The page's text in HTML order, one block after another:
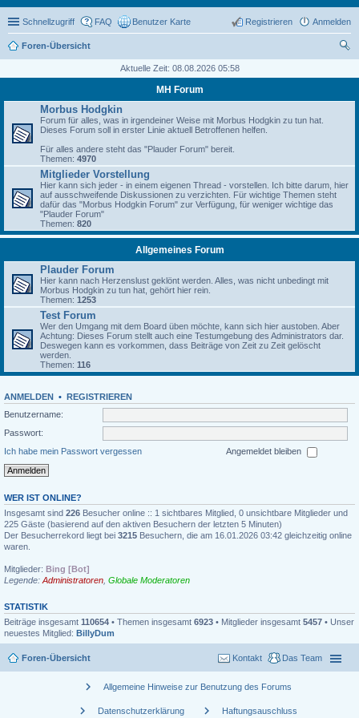
Schnellzugriff FAQ Benutzer Karte Anmelden
Registrieren
Foren-Übersicht
Aktuelle Zeit: 08.08.2026 05:58
MH Forum
Morbus Hodgkin
Forum für alles, was in irgendeiner Weise mit Morbus Hodgkin zu tun hat.
Dieses Forum soll in erster Linie aktuell Betroffenen helfen.
Für alles andere steht das "Plauder Forum" bereit.
Themen: 4970
Mitglieder Vorstellung
Hier kann sich jeder - in einem eigenen Thread - vorstellen. Ich bitte darum, hier
auf ausschweifende Diskussionen zu verzichten. Für wichtige Themen steht
dafür das "Morbus Hodgkin Forum" zur Verfügung, für weniger wichtige das
"Plauder Forum"
Themen: 820
Allgemeines Forum
Plauder Forum
Hier kann nach Herzenslust geklönt werden. Alles, was nicht unbedingt mit
Morbus Hodgkin zu tun hat, gehört hier rein.
Themen: 1253
Test Forum
Wer den Umgang mit dem Board üben möchte, kann sich hier austoben. Aber
Achtung: Dieses Forum stellt auch eine Testumgebung des Administrators dar.
Deswegen kann es vorkommen, dass Beiträge von Zeit zu Zeit gelöscht
werden.
Themen: 116
ANMELDEN • REGISTRIEREN
Benutzername:
Passwort:
Ich habe mein Passwort vergessen
Angemeldet bleiben
WER IST ONLINE?
Insgesamt sind 226 Besucher online :: 1 sichtbares Mitglied, 0 unsichtbare Mitglieder und
225 Gäste (basierend auf den aktiven Besuchern der letzten 5 Minuten)
Der Besucherrekord liegt bei 3215 Besuchern, die am 16.01.2026 03:42 gleichzeitig online
waren.
Mitglieder: Bing [Bot]
Legende: Administratoren Globale Moderatoren
STATISTIK
Beiträge insgesamt 110654 • Themen insgesamt 6923 • Mitglieder insgesamt 5457 • Unser
neuestes Mitglied: BillyDum
Foren-Übersicht Das Team
Kontakt
chevron_right Allgemeine Hinweise zur Benutzung des Forums
chevron_right Datenschutzerklärung chevron_right Haftungsauschluss